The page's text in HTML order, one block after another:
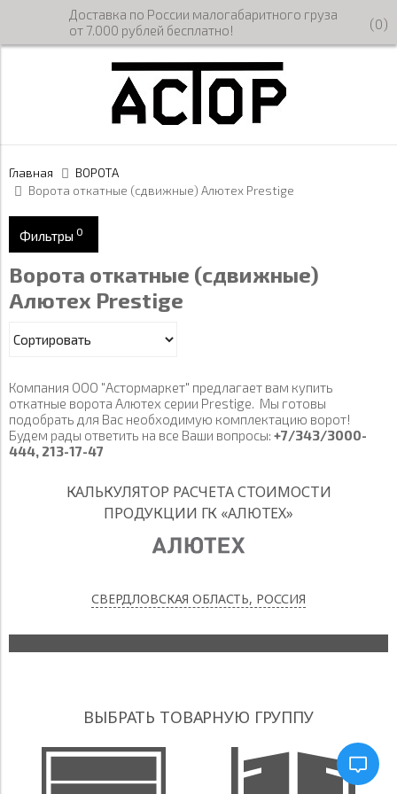
Доставка по России малогабаритного груза
от 7.000 рублей бесплатно!
(0)
Главная
ВОРОТА
Ворота откатные (сдвижные) Алютех Prestige
Фильтры 0
Цвет
Белый RAL9016
Серый антрацит RAL 7016
Белый (близкий RAL9016)
RAL 7016
ral 6005 (зеленый)
ral 9006 (светло-серый)
ADS703 (темно-серый)
Ворота откатные (сдвижные)
Алютех Prestige
Компания ООО "Астормаркет" предлагает вам купить
откатные ворота Алютех серии Prestige. Мы готовы
подобрать для Вас необходимую комплектацию ворот!
Будем рады ответить на все Ваши вопросы: +7/343/3000-
444, 213-17-47